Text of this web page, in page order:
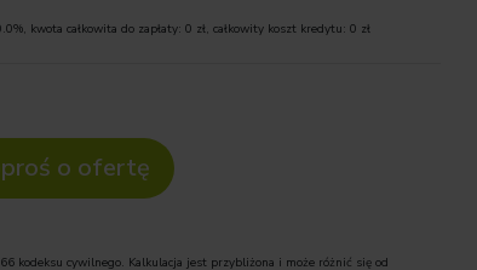
Marina Blau/schwarz (LKG5)
%, kwota całkowita do zapłaty: 0 zł, całkowity koszt kredytu: 0 zł
o ofertę
kodeksu cywilnego. Kalkulacja jest przybliżona i może różnić się od